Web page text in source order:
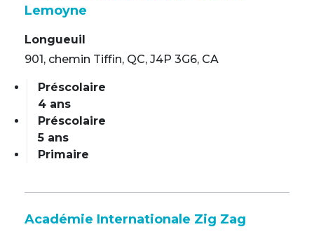
Lemoyne
Longueuil
901, chemin Tiffin, QC, J4P 3G6, CA
Préscolaire
4 ans
Préscolaire
5 ans
Primaire
Académie Internationale Zig Zag